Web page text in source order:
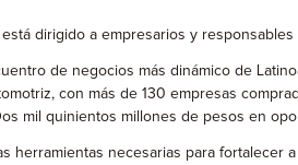
dirigido a empresarios y
de negocios más dinámico de
con más de 130 empresas
mil quinientos millones de pesos en
necesarias para fortalecer